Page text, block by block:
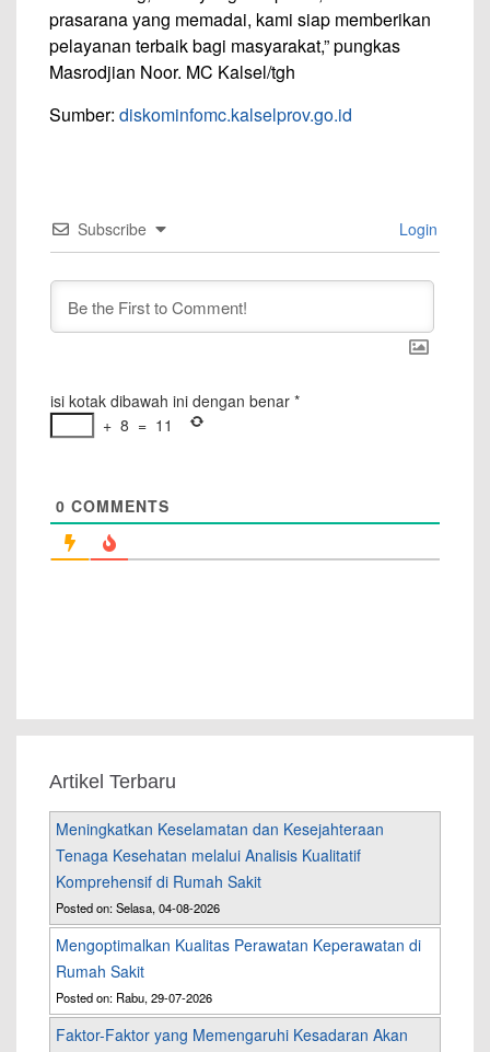
prasarana yang memadai, kami siap memberikan
pelayanan terbaik bagi masyarakat,” pungkas
Masrodjian Noor. MC Kalsel/tgh
Sumber: diskominfomc.kalselprov.go.id
Subscribe Login
isi kotak dibawah ini dengan benar *
+ 8 = 11
0 COMMENTS
Artikel Terbaru
Meningkatkan Keselamatan dan Kesejahteraan
Tenaga Kesehatan melalui Analisis Kualitatif
Komprehensif di Rumah Sakit
Posted on: Selasa, 04-08-2026
Mengoptimalkan Kualitas Perawatan Keperawatan di
Rumah Sakit
Posted on: Rabu, 29-07-2026
Faktor-Faktor yang Memengaruhi Kesadaran Akan